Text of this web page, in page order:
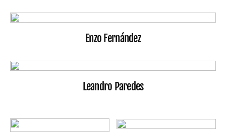
Enzo Fernández
Leandro Paredes